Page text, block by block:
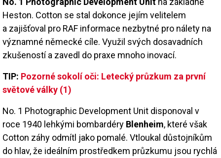
Heston. Cotton se stal dokonce jejím velitelem
a zajišťoval pro RAF informace nezbytné pro nálety na
významné německé cíle. Využil svých dosavadních
zkušeností a zavedl do praxe mnoho inovací.
TIP: Pozorné sokolí oči: Letecký průzkum za první
světové války (1)
No. 1 Photographic Development Unit disponoval v
roce 1940 lehkými bombardéry Blenheim, které však
Cotton záhy odmítl jako pomalé. Vtloukal důstojníkům
do hlav, že ideálním prostředkem průzkumu jsou rychlá